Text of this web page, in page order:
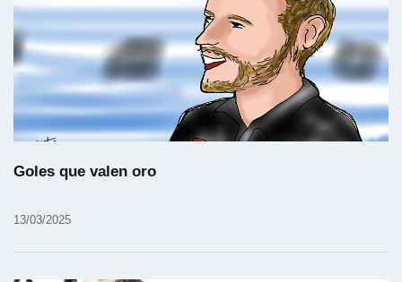
Goles que valen oro
13/03/2025